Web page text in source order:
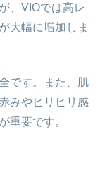
、VIOでは高レ
大幅に増加しま
です。また、肌
みやヒリヒリ感
重要です。